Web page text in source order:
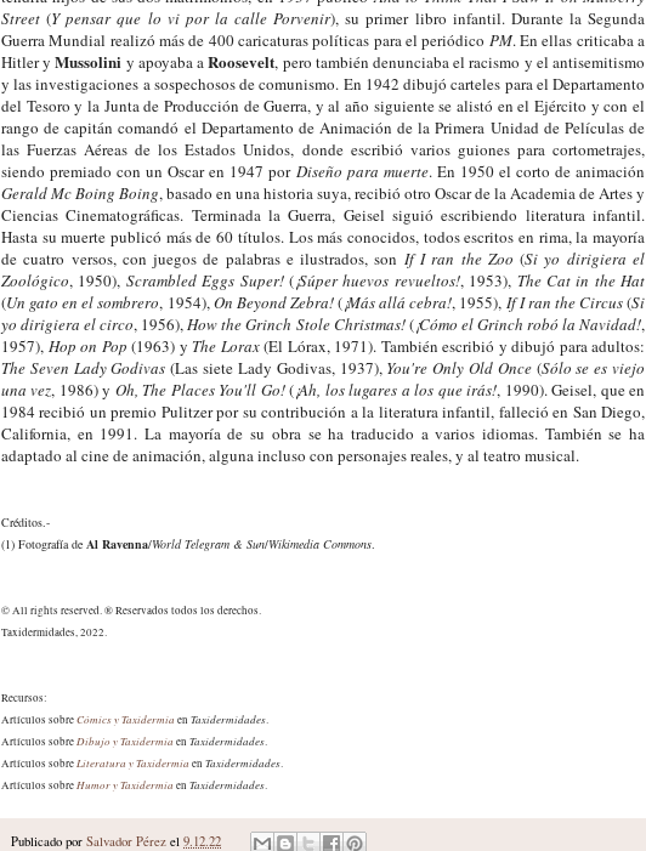
Street (Y pensar que lo vi por la calle Porvenir), su primer libro infantil. Durante la Segunda
Guerra Mundial realizó más de 400 caricaturas políticas para el periódico PM. En ellas criticaba a
Hitler yMussolini y apoyaba aRoosevelt, pero también denunciaba el racismo y el antisemitismo
y las investigaciones a sospechosos de comunismo. En 1942 dibujó carteles para el Departamento
del Tesoro y la Junta de Producción de Guerra, y al año siguiente se alistó en el Ejército y con el
rango de capitán comandó el Departamento de Animación de la Primera Unidad de Películas de
las Fuerzas Aéreas de los Estados Unidos, donde escribió varios guiones para cortometrajes,
siendo premiado con un Oscar en 1947 por Diseño para muerte. En 1950 el corto de animación
Gerald Mc Boing Boing, basado en una historia suya, recibió otro Oscar de la Academia de Artes y
Ciencias Cinematográficas. Terminada la Guerra, Geisel siguió escribiendo literatura infantil.
Hasta su muerte publicó más de 60 títulos. Los más conocidos, todos escritos en rima, la mayoría
de cuatro versos, con juegos de palabras e ilustrados, son If I ran the Zoo (Si yo dirigiera el
Zoológico, 1950), Scrambled Eggs Super!(¡Súper huevos revueltos!, 1953), The Cat in the Hat
(Un gato en el sombrero, 1954),On Beyond Zebra!(¡Más allá cebra!, 1955), If I ran the Circus(Si
yo dirigiera el circo, 1956),How the Grinch Stole Christmas!(¡Cómo el Grinch robó la Navidad!,
1957), Hop on Pop (1963) y The Lorax(El Lórax, 1971). También escribió y dibujó para adultos:
The Seven Lady Godivas (Las siete Lady Godivas, 1937), You're Only Old Once(Sólo se es viejo
una vez, 1986) y Oh, The Places You'll Go!(¡Ah, los lugares a los que irás!, 1990).Geisel, que en
1984 recibió un premio Pulitzer por su contribución a la literatura infantil, falleció en San Diego,
California, en 1991. La mayoría de su obra se ha traducido a varios idiomas. También se ha
adaptado al cine de animación, alguna incluso con personajes reales, y al teatro musical.
Créditos.-
(1) Fotografía de Al Ravenna/World Telegram & Sun/Wikimedia Commons.
© All rights reserved. ® Reservados todos los derechos.
Taxidermidades, 2022.
Recursos:
Artículos sobreCómics y Taxidermia en Taxidermidades.
Artículos sobreDibujo y Taxidermia en Taxidermidades.
Artículos sobreLiteratura y Taxidermia en Taxidermidades.
Artículos sobreHumor y Taxidermia en Taxidermidades.
Publicado por Salvador Pérez el 9.12.22